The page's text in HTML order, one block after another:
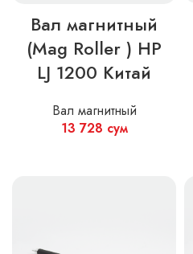
Вал магнитный
(Mag Roller ) HP
LJ 1200 Китай
Вал магнитный
13 728 сум